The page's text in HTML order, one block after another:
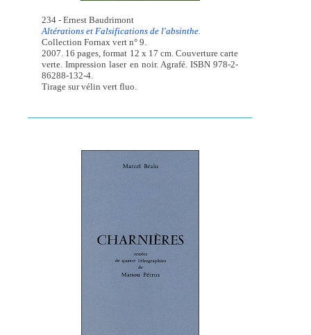
234 - Ernest Baudrimont
Altérations et Falsifications de l'absinthe.
Collection Fornax vert n° 9.
2007. 16 pages, format 12 x 17 cm. Couverture carte
verte. Impression laser en noir. Agrafé. ISBN 978-2-
86288-132-4.
Tirage sur vélin vert fluo.